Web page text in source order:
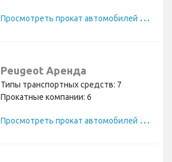
П
росмотреть прокат автомобилей Audi
Peugeot Аренда
Типы транспортных средств: 7
Прокатные компании: 6
П
росмотреть прокат автомобилей Peugeot